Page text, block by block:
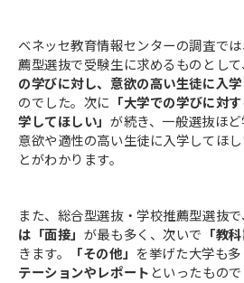
ベネッセ教育情報センターの調査で
薦型選抜で受験生に求めるものとし
の学びに対し、意欲の高い生徒に入学
のでした。次に 「大学での学びに対
学してほしい」が続き、一般選抜ほど
意欲や適性の高い生徒に入学してほ
とがわかります。
また、総合型選抜・学校推薦型選抜
は「面接」 が最も多く、次いで 「教
きます。
「その他」 を挙げた大学も
テーションやレポート といったもので